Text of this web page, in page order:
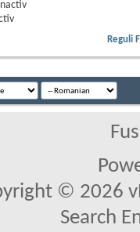
Inactiv
Reguli
© 2026
Search